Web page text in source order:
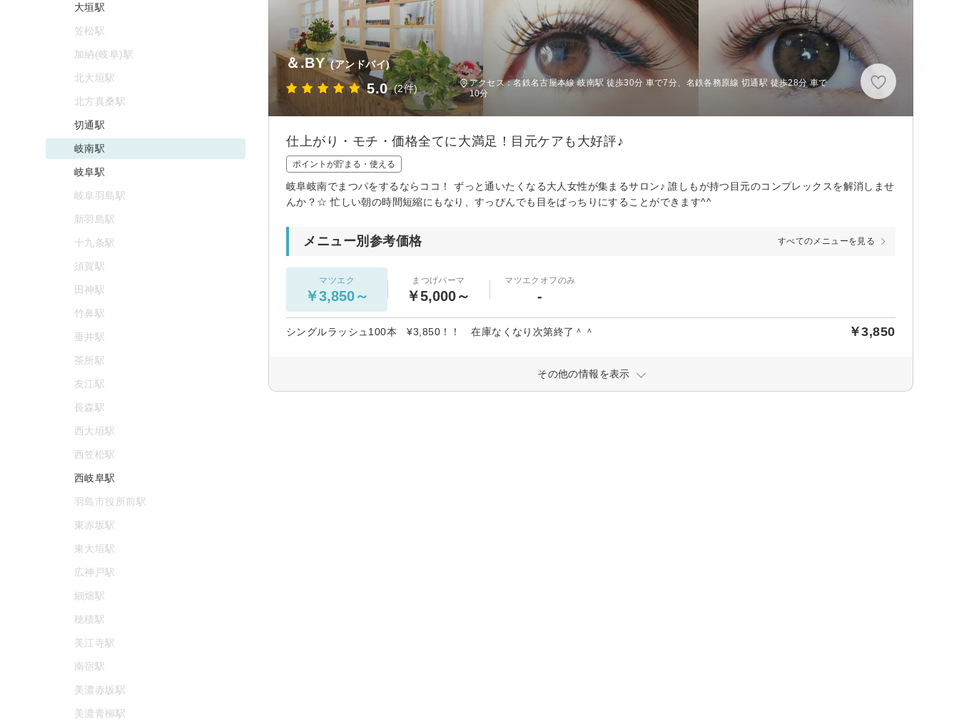
＆.BY (アンドバイ)
5.0 (2件)
アクセス：名鉄名古屋本線 岐南駅 徒歩30分 車で7分、名鉄各務原線 切通駅 徒歩28分 車で
10分
仕上がり・モチ・価格全てに大満足！目元ケアも大好評♪
ポイントが貯まる・使える
岐阜岐南でまつパをするならココ！ ずっと通いたくなる大人女性が集まるサロン♪ 誰しもが持つ目元のコンプレックスを解消しませ
んか？☆ 忙しい朝の時間短縮にもなり、すっぴんでも目をぱっちりにすることができます^^
メニュー別参考価格 すべてのメニューを見る
マツエク
￥3,850～
まつげパーマ
￥5,000～
マツエクオフのみ
-
シングルラッシュ100本 ¥3,850！！ 在庫なくなり次第終了＾＾ ￥3,850
その他の情報を表示
大垣駅
笠松駅
加納(岐阜)駅
北大垣駅
北方真桑駅
切通駅
岐南駅
岐阜駅
岐阜羽島駅
新羽島駅
十九条駅
須賀駅
田神駅
竹鼻駅
垂井駅
茶所駅
友江駅
長森駅
西大垣駅
西笠松駅
西岐阜駅
羽島市役所前駅
東赤坂駅
東大垣駅
広神戸駅
細畑駅
穂積駅
美江寺駅
南宿駅
美濃赤坂駅
美濃青柳駅